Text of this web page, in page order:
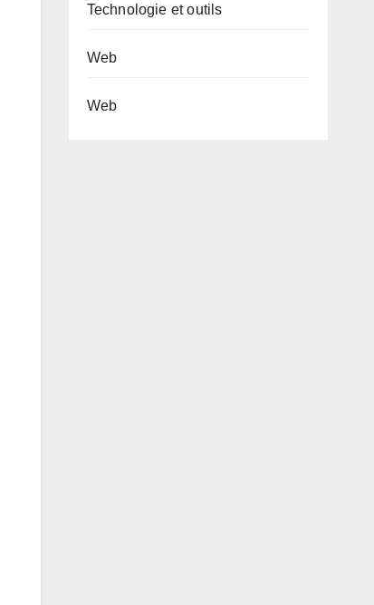
Technologie et outils
Web
Web